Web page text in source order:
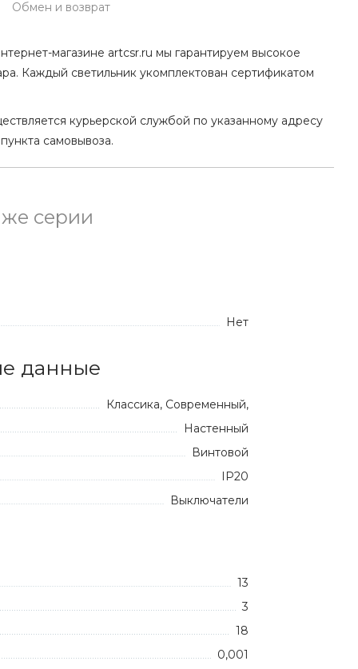
Обмен и возврат
магазине artcsr.ru мы гарантируем высокое
Каждый светильник укомплектован сертификатом
курьерской службой по указанному адресу
самовывоза.
серии
Нет
данные
Классика, Современный,
Настенный
Винтовой
IP20
Выключатели
13
3
18
0,001